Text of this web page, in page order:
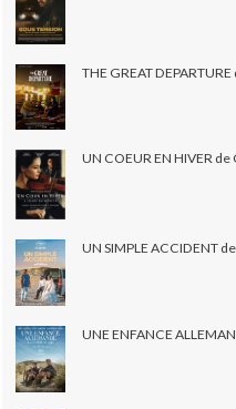
THE GREAT
UN COEUR EN HIVER
UN SIMPLE ACCIDENT
UNE ENFANCE